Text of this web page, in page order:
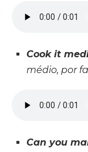
Cook it
médio, por
Can you